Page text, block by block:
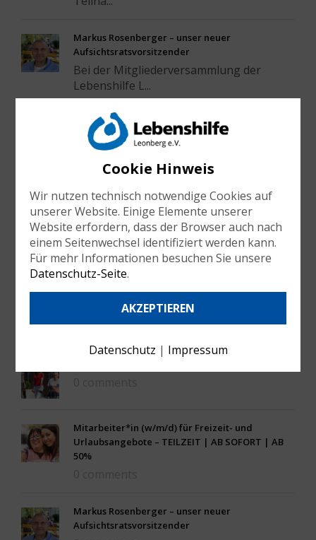
Markus Rosenberger – unser neuer
Aufsichtsratsvorsitzender
Bei der Mitgliederversammlung der
Lebenshilfe L...
Blumen für die ausscheidenden Aufsichtsräte
Ein besonderer Moment der
Herzlicher Ausklang nach der
Mitgliederversammlung
Nach der Mitgliederversammlung klang
der Abend ...
NEUESTE KOMMENTARE
FEATURED POSTS
Mitarbeiter*in (w/m/d) für Freizeit- und
Urlaubsangebote – TEILZEIT | AB SOFORT | AB
50%
Markus Rosenberger – unser neuer
Aufsichtsratsvorsitzender
Cookie Hinweis
Wir nutzen technisch notwendige Cookies auf
unserer Website. Einige Elemente unserer
Website erfordern, dass der Browser auch nach
einem Seitenwechsel identifiziert werden kann.
Für mehr Informationen besuchen Sie unsere
Datenschutz-Seite.
AKZEPTIEREN
Datenschutz | Impressum